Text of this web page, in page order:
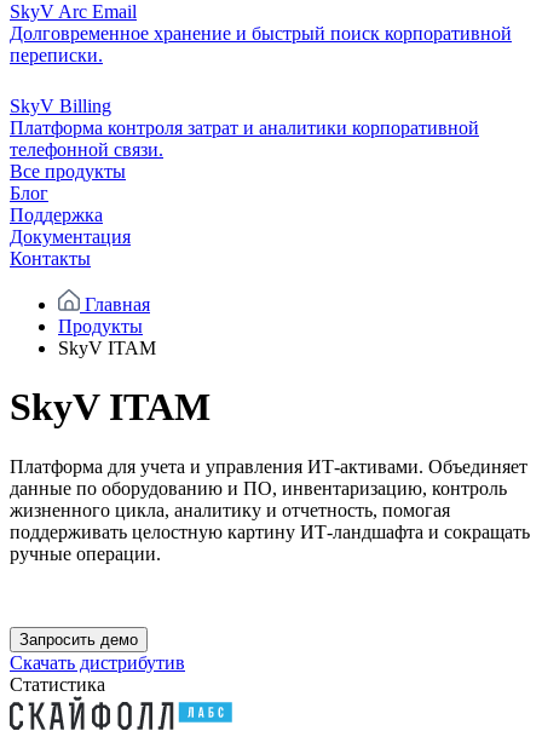
SkyV Arc Email
Долговременное хранение и быстрый поиск корпоративной
переписки.
SkyV Billing
Платформа контроля затрат и аналитики корпоративной
телефонной связи.
Все продукты
Блог
Поддержка
Документация
Контакты
Главная
Продукты
SkyV ITAM
SkyV ITAM
Платформа для учета и управления ИТ-активами. Объединяет
данные по оборудованию и ПО, инвентаризацию, контроль
жизненного цикла, аналитику и отчетность, помогая
поддерживать целостную картину ИТ-ландшафта и сокращать
ручные операции.
Запросить демо
Скачать дистрибутив
Статистика